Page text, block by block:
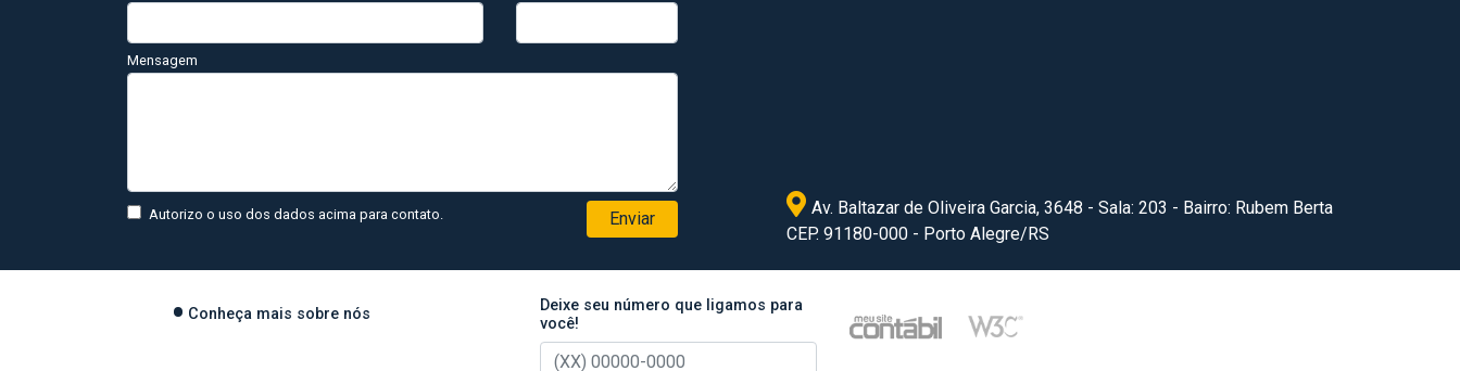
Mensagem
Autorizo o uso dos dados acima para contato. Enviar
Av. Baltazar de Oliveira Garcia, 3648 - Sala: 203 - Bairro: Rubem Berta
CEP. 91180-000 - Porto Alegre/RS
Conheça mais sobre nós
Deixe seu número que ligamos para
você!